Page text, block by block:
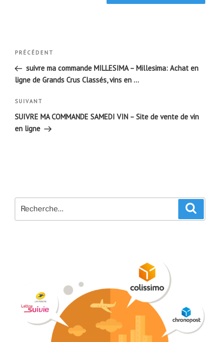
Navigation
l’article
Article
précédent
PRÉCÉDENT
suivre ma commande MILLESIMA – Millesima: Achat en
ligne de Grands Crus Classés, vins en …
Article
suivant
SUIVANT
SUIVRE MA COMMANDE SAMEDI VIN – Site de vente de vin
en ligne
pour